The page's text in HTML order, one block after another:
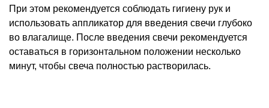
При этом рекомендуется соблюдать гигиену рук и
использовать аппликатор для введения свечи глубоко
во влагалище. После введения свечи рекомендуется
оставаться в горизонтальном положении несколько
минут, чтобы свеча полностью растворилась.